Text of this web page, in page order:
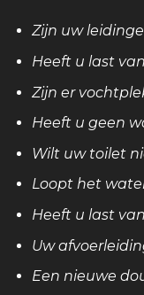
Zijn uw
Heeft u last
Zijn er
Heeft u geen
Wilt uw toilet
Loopt het
Heeft u last
Uw
Een nieuwe